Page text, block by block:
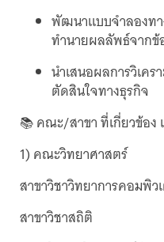
พัฒนาแบบจำลองท
ทำนายผลลัพธ์จากข้
นำเสนอผลการวิเคร
ตัดสินใจทางธุรกิจ
📚 คณะ/สาขา ที่เกี่ยวข้อง
1) คณะวิทยาศาสตร์
สาขาวิชาวิทยาการคอมพิว
สาขาวิชาสถิติ